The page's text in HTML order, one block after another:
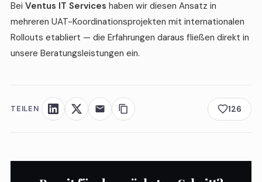
Bei Ventus IT Services haben wir diesen Ansatz in
mehreren UAT-Koordinationsprojekten mit internationalen
Rollouts etabliert — die Erfahrungen daraus fließen direkt in
unsere Beratungsleistungen ein.
TEILEN 126